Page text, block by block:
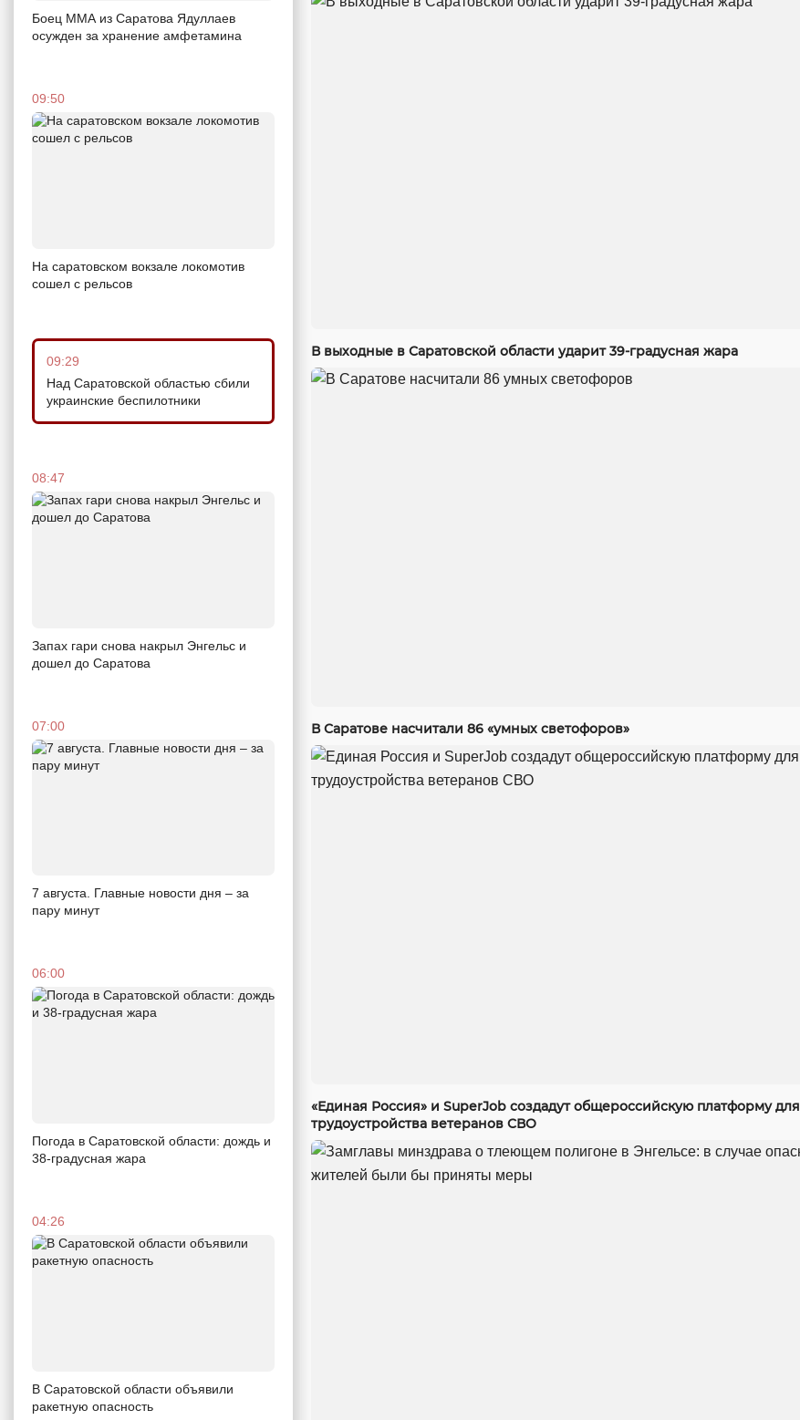
Боец ММА из Саратова Ядуллаев
осужден за хранение амфетамина
09:50
На саратовском вокзале локомотив
сошел с рельсов
09:29
Над Саратовской областью сбили
украинские беспилотники
08:47
Запах гари снова накрыл Энгельс и
дошел до Саратова
07:00
7 августа. Главные новости дня – за
пару минут
06:00
Погода в Саратовской области: дождь и
38-градусная жара
04:26
В Саратовской области объявили
ракетную опасность
В выходные в Саратовской области ударит 39-градусная жара
В Саратове насчитали 86 «умных светофоров»
«Единая Россия» и SuperJob создадут общероссийскую платформу для
трудоустройства ветеранов СВО